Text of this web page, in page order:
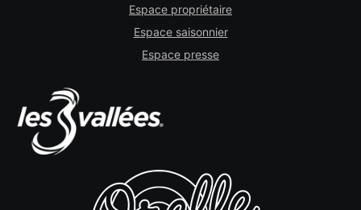
Espace propriétaire
Espace saisonnier
Espace presse